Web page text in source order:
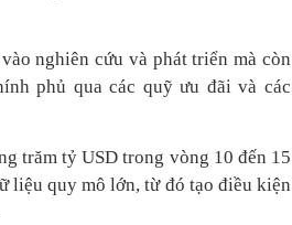
nghiên cứu và phát triển mà còn
phủ qua các quỹ ưu đãi và các
trăm tỷ USD trong vòng 10 đến 15
liệu quy mô lớn, từ đó tạo điều kiện